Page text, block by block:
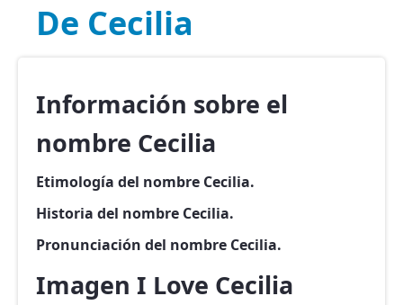
De Cecilia
Información sobre el
nombre Cecilia
Etimología del nombre Cecilia.
Historia del nombre Cecilia.
Pronunciación del nombre Cecilia.
Imagen I Love Cecilia